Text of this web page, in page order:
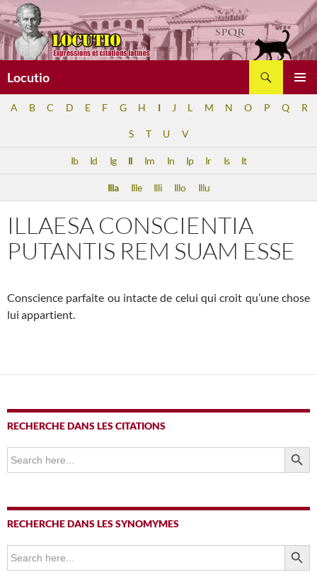
Aller
au
contenu
Locutio
A B C D E F G H I J L M N O P Q R
S T U V
Ib Id Ig Il Im In Ip Ir Is It
Illa Ille Illi Illo Illu
ILLAESA CONSCIENTIA
PUTANTIS REM SUAM ESSE
Conscience parfaite ou intacte de celui qui croit qu’une chose
lui appartient.
RECHERCHE DANS LES CITATIONS
Search
for:
SEARCH
RECHERCHE DANS LES SYNOMYMES
Search
for:
SEARCH